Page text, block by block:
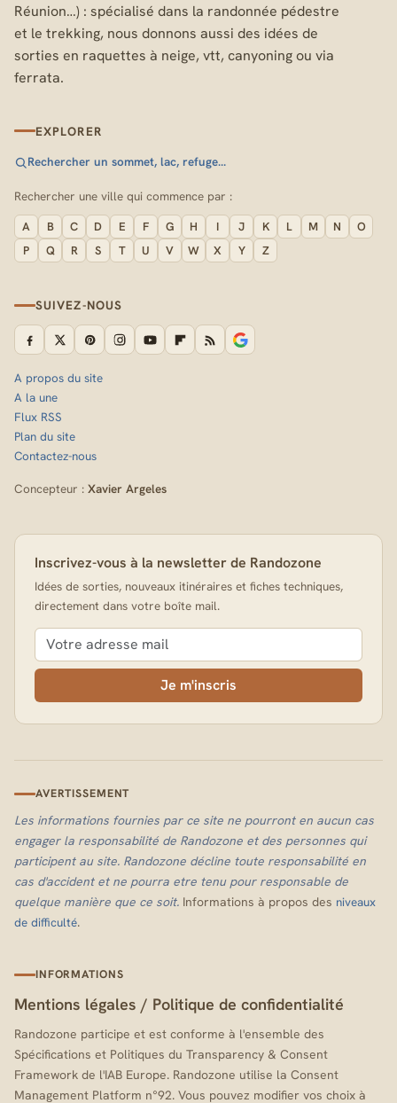
Réunion…) : spécialisé dans la randonnée pédestre
et le trekking, nous donnons aussi des idées de
sorties en raquettes à neige, vtt, canyoning ou via
ferrata.
EXPLORER
Rechercher un sommet, lac, refuge…
Rechercher une ville qui commence par :
A B C D E F G H I J K L M N
O
P
Q R S T U V W X Y Z
SUIVEZ-NOUS
A propos du site
A la une
Flux RSS
Plan du site
Contactez-nous
Concepteur : Xavier Argeles
Inscrivez-vous à la newsletter de Randozone
Idées de sorties, nouveaux itinéraires et fiches techniques,
directement dans votre boîte mail.
Je m'inscris
AVERTISSEMENT
Les informations fournies par ce site ne pourront en aucun cas
engager la responsabilité de Randozone et des personnes qui
participent au site. Randozone décline toute responsabilité en
cas d'accident et ne pourra etre tenu pour responsable de
quelque manière que ce soit. Informations à propos des niveaux
de difficulté.
INFORMATIONS
Mentions légales / Politique de confidentialité
Randozone participe et est conforme à l'ensemble des
Spécifications et Politiques du Transparency & Consent
Framework de l'IAB Europe. Randozone utilise la Consent
Management Platform n°92. Vous pouvez modifier vos choix à